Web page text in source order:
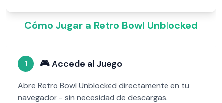
Cómo Jugar a Retro Bowl Unblocked
1 🎮Accede al Juego
Abre Retro Bowl Unblocked directamente en tu
navegador - sin necesidad de descargas.